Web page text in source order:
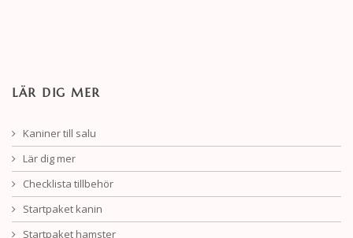
LÄR DIG MER
Kaniner till salu
Lär dig mer
Checklista tillbehör
Startpaket kanin
Startpaket hamster